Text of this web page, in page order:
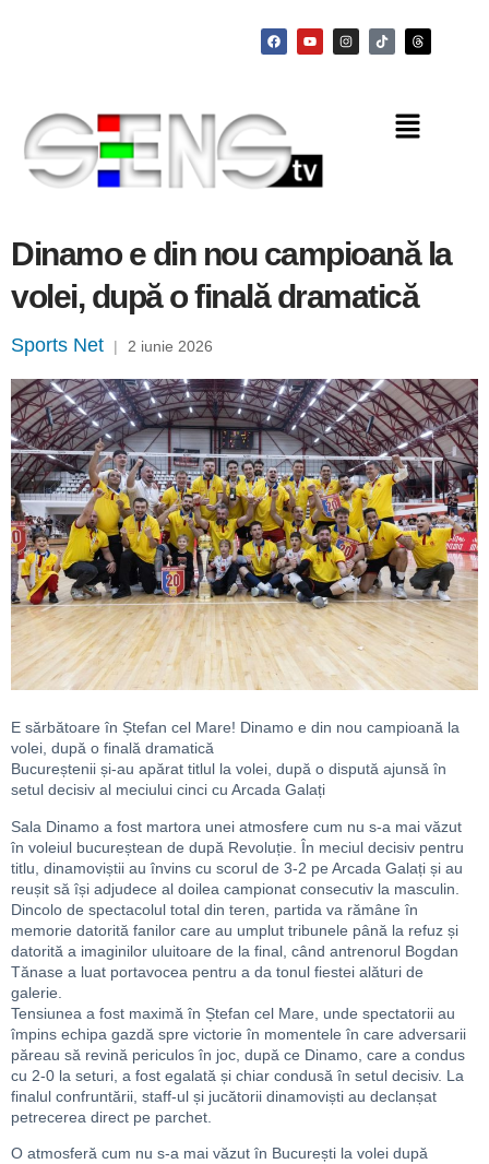
Dinamo e din nou campioană la
volei, după o finală dramatică
Sports Net | 2 iunie 2026
E sărbătoare în Ștefan cel Mare! Dinamo e din nou campioană la
volei, după o finală dramatică
Bucureștenii și-au apărat titlul la volei, după o dispută ajunsă în
setul decisiv al meciului cinci cu Arcada Galați
Sala Dinamo a fost martora unei atmosfere cum nu s-a mai văzut
în voleiul bucureștean de după Revoluție. În meciul decisiv pentru
titlu, dinamoviștii au învins cu scorul de 3-2 pe Arcada Galați și au
reușit să își adjudece al doilea campionat consecutiv la masculin.
Dincolo de spectacolul total din teren, partida va rămâne în
memorie datorită fanilor care au umplut tribunele până la refuz și
datorită a imaginilor uluitoare de la final, când antrenorul Bogdan
Tănase a luat portavocea pentru a da tonul fiestei alături de
galerie.
Tensiunea a fost maximă în Ștefan cel Mare, unde spectatorii au
împins echipa gazdă spre victorie în momentele în care adversarii
păreau să revină periculos în joc, după ce Dinamo, care a condus
cu 2-0 la seturi, a fost egalată și chiar condusă în setul decisiv. La
finalul confruntării, staff-ul și jucătorii dinamoviști au declanșat
petrecerea direct pe parchet.
O atmosferă cum nu s-a mai văzut în București la volei după